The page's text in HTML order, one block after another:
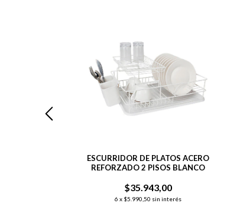
ESCURRIDOR DE PLATOS ACERO
REFORZADO 2 PISOS BLANCO
$35.943,00
6 x $5.990,50 sin interés